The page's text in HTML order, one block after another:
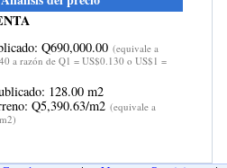
Q690,000.00 (equivale a
a razón de Q1 = US$0.130 o US$1 =
128.00 m2
Q5,390.63/m2 (equivale a